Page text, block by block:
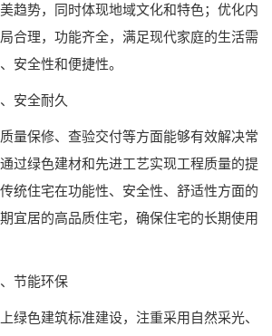
趋势，同时体现地域文化和特色；优化内
合理，功能齐全，满足现代家庭的生活需
安全性和便捷性。
安全耐久
量保修、查验交付等方面能够有效解决常
过绿色建材和先进工艺实现工程质量的提
统住宅在功能性、安全性、舒适性方面的
宜居的高品质住宅，确保住宅的长期使用
节能环保
绿色建筑标准建设，注重采用自然采光、